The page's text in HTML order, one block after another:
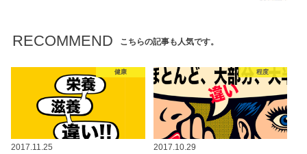
RECOMMEND こちらの記事も人気です。
健康
2017.11.25
程度
2017.10.29